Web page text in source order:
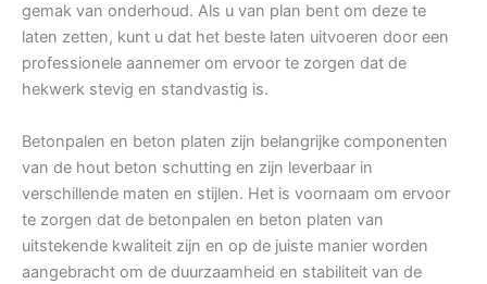
gemak van onderhoud. Als u van plan bent om deze te
laten zetten, kunt u dat het beste laten uitvoeren door een
professionele aannemer om ervoor te zorgen dat de
hekwerk stevig en standvastig is.
Betonpalen en beton platen zijn belangrijke componenten
van de hout beton schutting en zijn leverbaar in
verschillende maten en stijlen. Het is voornaam om ervoor
te zorgen dat de betonpalen en beton platen van
uitstekende kwaliteit zijn en op de juiste manier worden
aangebracht om de duurzaamheid en stabiliteit van de